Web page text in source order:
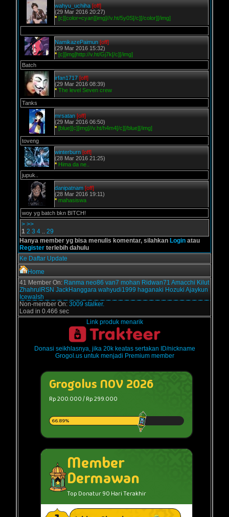
wahyu_uchiha [off]
(29 Mar 2016 20:27)
* [c][color=cyan][img]//v.ht/5y0S[/c][/color][/img]
NamikazePaimun [off]
(29 Mar 2016 15:32)
* [c][img]http://v.ht/Gj7k[/c][/img]
Batch
irfan1717 [off]
(29 Mar 2016 08:39)
* The level Seven crew
Tanks
mrsatan [off]
(29 Mar 2016 06:50)
* [blue][c][img]//v.ht/h4m4[/c][/blue][/img]
toveng
winterburn [off]
(28 Mar 2016 21:25)
* Hima da ne..
jupuk..
danipatnam [off]
(28 Mar 2016 19:11)
* mahasiswa
woy yg batch bkn BITCH!
> >>
1 2 3 4 .. 29
Hanya member yg bisa menulis komentar, silahkan Login atau
Register terlebih dahulu
Ke Daftar Update
Home
41 Member On: Ranma neo86 van7 mohan Ridwan71 Amacchi Kilut
ZhahrulRSN JackHanggara wahyudi1999 haganaki Hozuki Ajaykun
Icewalsh
Non-member On: 3009 stalker.
Load in 0.466 sec
Link produk menarik
Donasi seikhlasnya, jika 20k keatas sertakan ID/nickname
Grogol.us untuk menjadi Premium member